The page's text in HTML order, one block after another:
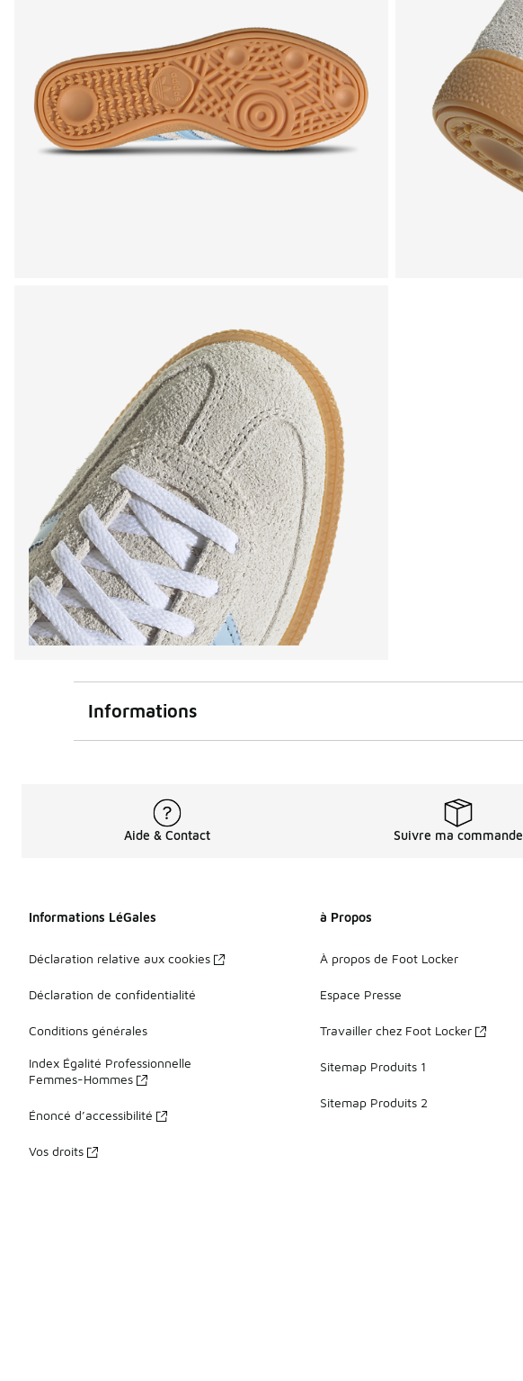
Informations
Aide & Contact Suivre ma commande
Informations LéGales
Déclaration relative aux cookies
Déclaration de confidentialité
Conditions générales
Index Égalité Professionnelle
Femmes-Hommes
Énoncé d’accessibilité
Vos droits
à Propos
À propos de Foot Locker
Espace Presse
Travailler chez Foot Locker
Sitemap Produits 1
Sitemap Produits 2